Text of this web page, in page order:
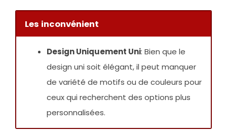
Les inconvénient
Design Uniquement Uni: Bien que le
design uni soit élégant, il peut manquer
de variété de motifs ou de couleurs pour
ceux qui recherchent des options plus
personnalisées.